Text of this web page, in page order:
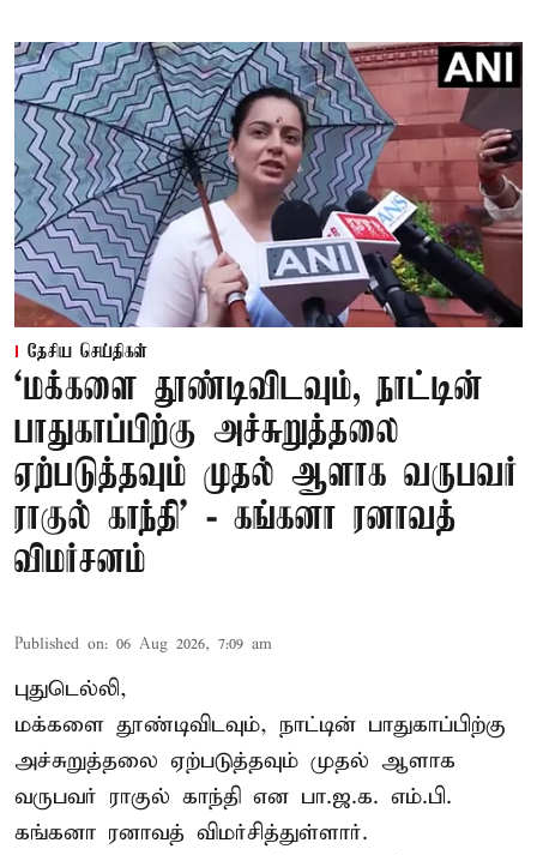
தேசிய செய்திகள்
‘மக்களை தூண்டிவிடவும், நாட்டின்
பாதுகாப்பிற்கு அச்சுறுத்தலை
ஏற்படுத்தவும் முதல் ஆளாக வருபவர்
ராகுல் காந்தி’ - கங்கனா ரனாவத்
விமர்சனம்
Published on: 06 Aug 2026, 7:09 am
புதுடெல்லி,
மக்களை தூண்டிவிடவும், நாட்டின் பாதுகாப்பிற்கு
அச்சுறுத்தலை ஏற்படுத்தவும் முதல் ஆளாக
வருபவர் ராகுல் காந்தி என பா.ஜ.க. எம்.பி.
கங்கனா ரனாவத் விமர்சித்துள்ளார்.